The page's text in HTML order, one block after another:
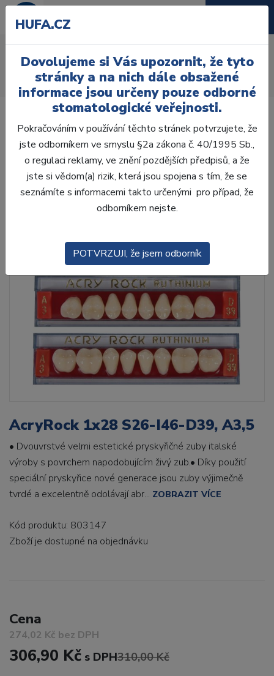
Úvod Zuby
AcryRock
AcryRock 1x28 S26-I46-D39, A3,5
AcryRock 1x28 S26-I46-D39, A3,5
• Dvouvrstvé velmi estetické pryskyřičné zuby italské
výroby s povrchem napodobujícím živý zub.• Díky použití
speciální pryskyřice nové generace jsou zuby výjimečně
tvrdé a excelentně odolávají abr... ZOBRAZIT VÍCE
Kód produktu: 803147
Zboží je dostupné na objednávku
Cena
274,02 Kč bez DPH
306,90 Kč s DPH310,00 Kč
HUFA.CZ
Dovolujeme si Vás upozornit, že tyto
stránky a na nich dále obsažené
informace jsou určeny pouze odborné
stomatologické veřejnosti.
Pokračováním v používání těchto stránek potvrzujete, že
jste odborníkem ve smyslu §2a zákona č. 40/1995 Sb.,
o regulaci reklamy, ve znění pozdějších předpisů, a že
jste si vědom(a) rizik, která jsou spojena s tím, že se
seznámíte s informacemi takto určenými pro případ, že
odborníkem nejste.
POTVRZUJI, že jsem odborník